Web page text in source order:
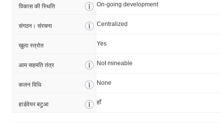
विकास की स्थिति On-going development
संगठन। संरचना Centralized
खुला स्त्रोत Yes
आम सहमति तंत्र Not mineable
कलन विधि None
हार्डवेयर बटुआ हाँ